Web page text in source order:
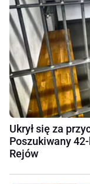
Ukrył się za
Poszukiwany
Rejów